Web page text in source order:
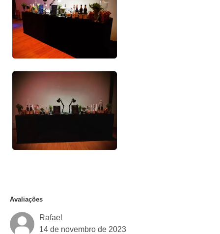
Avaliações
Rafael
14 de novembro de 2023